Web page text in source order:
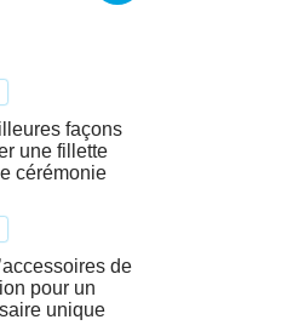
façons
une fillette
cérémonie
de
pour un
unique